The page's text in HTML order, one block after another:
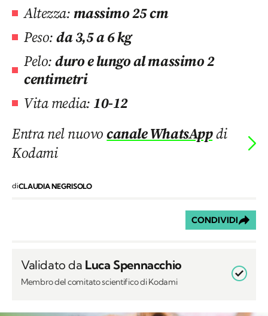
Altezza:massimo 25 cm
Peso:da 3,5 a 6 kg
Pelo:duro e lungo al massimo 2
centimetri
Vita media: 10-12
Entra nel nuovocanale WhatsAppdi
Kodami
diCLAUDIA NEGRISOLO
CONDIVIDI
Validato da Luca Spennacchio
Membro del comitato scientifico di Kodami